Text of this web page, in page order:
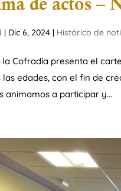
| Dic 6, 2024 | Histórico de
la Cofradía presenta el
edades, con el fin de
animamos a participar y...